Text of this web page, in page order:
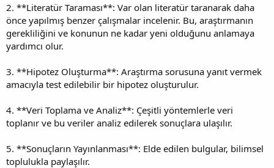
2. **Literatür Taraması**: Var olan literatür taranarak daha
önce yapılmış benzer çalışmalar incelenir. Bu, araştırmanın
gerekliliğini ve konunun ne kadar yeni olduğunu anlamaya
yardımcı olur.
3. **Hipotez Oluşturma**: Araştırma sorusuna yanıt vermek
amacıyla test edilebilir bir hipotez oluşturulur.
4. **Veri Toplama ve Analiz**: Çeşitli yöntemlerle veri
toplanır ve bu veriler analiz edilerek sonuçlara ulaşılır.
5. **Sonuçların Yayınlanması**: Elde edilen bulgular, bilimsel
toplulukla paylaşılır.